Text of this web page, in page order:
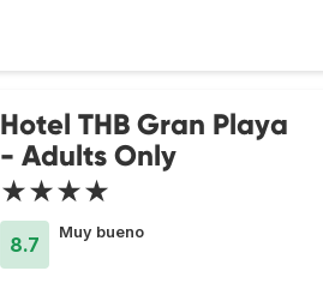
Hotel THB Gran Playa
- Adults Only
★★★★
8.7
Muy bueno